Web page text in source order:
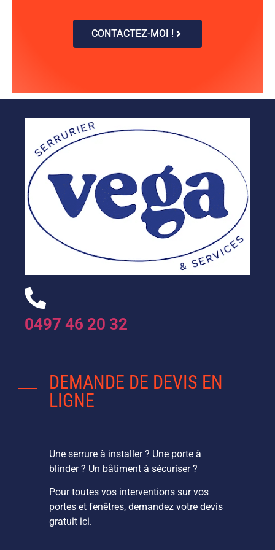
CONTACTEZ-MOI !
0497 46 20 32
DEMANDE DE DEVIS EN
LIGNE
Une serrure à installer ? Une porte à
blinder ? Un bâtiment à sécuriser ?
Pour toutes vos interventions sur vos
portes et fenêtres, demandez votre devis
gratuit ici.